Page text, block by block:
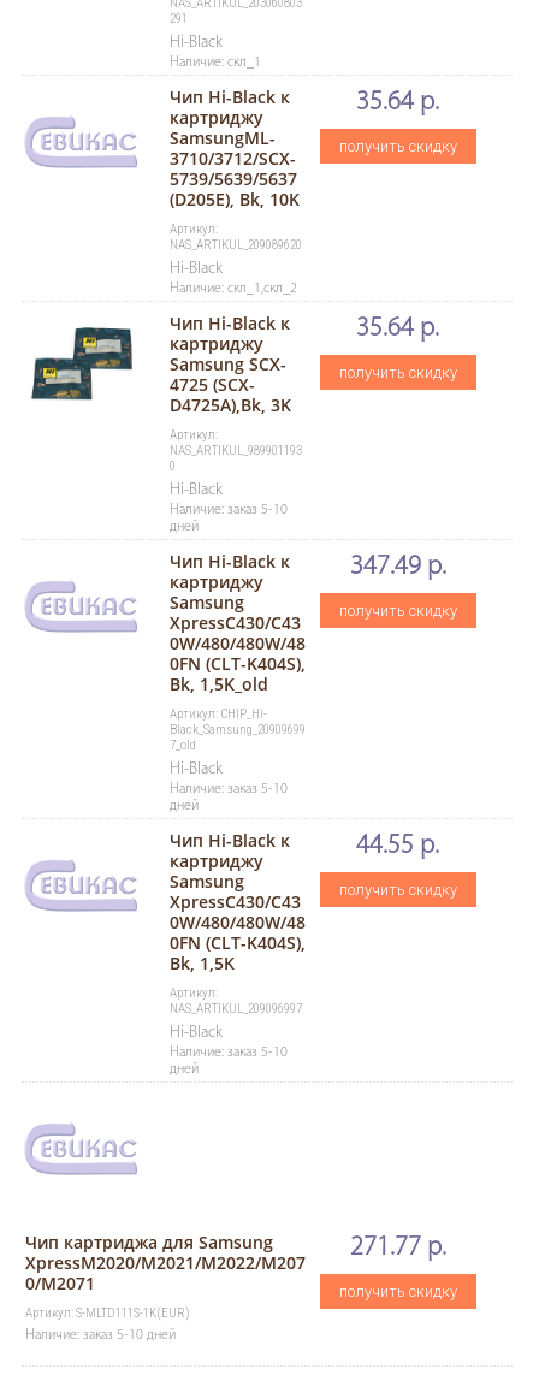
291
Hi-Black
Наличие: скл_1
Чип Hi-Black к
картриджу
SamsungML-
3710/3712/SCX-
5739/5639/5637
(D205E), Bk, 10K
Артикул:
NAS_ARTIKUL_209089620
Hi-Black
Наличие: скл_1,скл_2
35.64 р.
получить скидку
Чип Hi-Black к
картриджу
Samsung SCX-
4725 (SCX-
D4725A),Bk, 3K
Артикул:
NAS_ARTIKUL_989901193
0
Hi-Black
Наличие: заказ 5-10
дней
35.64 р.
получить скидку
Чип Hi-Black к
картриджу
Samsung
XpressC430/C43
0W/480/480W/48
0FN (CLT-K404S),
Bk, 1,5K_old
Артикул: CHIP_Hi-
Black_Samsung_20909699
7_old
Hi-Black
Наличие: заказ 5-10
дней
347.49 р.
получить скидку
Чип Hi-Black к
картриджу
Samsung
XpressC430/C43
0W/480/480W/48
0FN (CLT-K404S),
Bk, 1,5K
Артикул:
NAS_ARTIKUL_209096997
Hi-Black
Наличие: заказ 5-10
дней
44.55 р.
получить скидку
Чип картриджа для Samsung
XpressM2020/M2021/M2022/M207
0/M2071
Артикул: S-MLTD111S-1K(EUR)
Наличие: заказ 5-10 дней
271.77 р.
получить скидку